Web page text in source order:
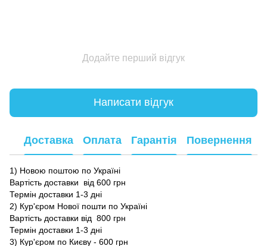
Додайте перший відгук
Написати відгук
Доставка Оплата Гарантія Повернення
1) Новою поштою по Україні
Вартість доставки від 600 грн
Термін доставки 1-3 дні
2) Кур'єром Нової пошти по Україні
Вартість доставки від 800 грн
Термін доставки 1-3 дні
3) Кур'єром по Києву - 600 грн